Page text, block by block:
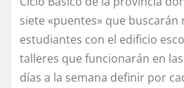
siete «puentes» que buscarán
estudiantes con el edificio
talleres que funcionarán en
días a la semana definir por